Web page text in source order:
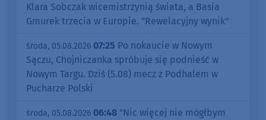
Klara Sobczak wicemistrzynią świata, a Basia
Gmurek trzecia w Europie. "Rewelacyjny wynik"
środa, 05.08.2026 07:25 Po nokaucie w Nowym
Sączu, Chojniczanka spróbuje się podnieść w
Nowym Targu. Dziś (5.08) mecz z Podhalem w
Pucharze Polski
środa, 05.08.2026 06:48 "Nic więcej nie mógłbym